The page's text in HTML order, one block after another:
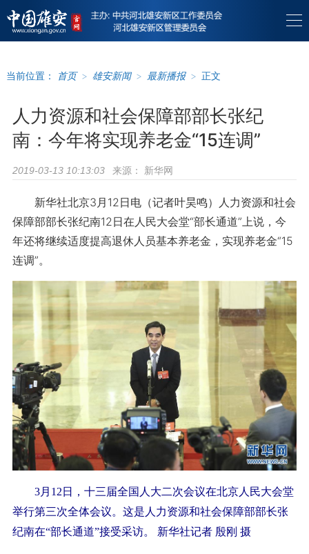
当前位置： 首页 > 雄安新闻 > 最新播报 > 正文
人力资源和社会保障部部长张纪
南：今年将实现养老金“15连调”
2019-03-13 10:13:03 来源： 新华网
新华社北京3月12日电（记者叶昊鸣）人力资源和社会
保障部部长张纪南12日在人民大会堂“部长通道”上说，今
年还将继续适度提高退休人员基本养老金，实现养老金“15
连调”。
3月12日，十三届全国人大二次会议在北京人民大会堂
举行第三次全体会议。这是人力资源和社会保障部部长张
纪南在“部长通道”接受采访。 新华社记者 殷刚 摄